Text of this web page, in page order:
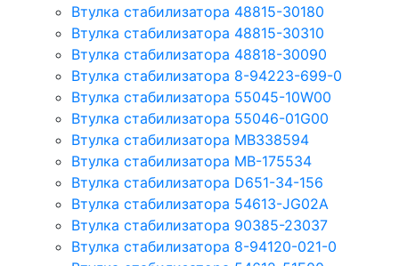
Втулка стабилизатора 48815-30180
Втулка стабилизатора 48815-30310
Втулка стабилизатора 48818-30090
Втулка стабилизатора 8-94223-699-0
Втулка стабилизатора 55045-10W00
Втулка стабилизатора 55046-01G00
Втулка стабилизатора MB338594
Втулка стабилизатора MB-175534
Втулка стабилизатора D651-34-156
Втулка стабилизатора 54613-JG02A
Втулка стабилизатора 90385-23037
Втулка стабилизатора 8-94120-021-0